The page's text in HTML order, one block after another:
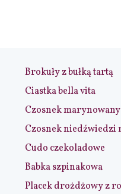
Brokuły z bułką tartą
Ciastka bella vita
Czosnek
Czosnek niedźwiedzi
Cudo czekoladowe
Babka szpinakowa
Placek drożdżowy z